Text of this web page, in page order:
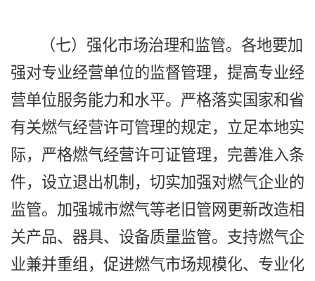
（七）强化市场治理和监管。各地要加
强对专业经营单位的监督管理，提高专业经
营单位服务能力和水平。严格落实国家和省
有关燃气经营许可管理的规定，立足本地实
际，严格燃气经营许可证管理，完善准入条
件，设立退出机制，切实加强对燃气企业的
监管。加强城市燃气等老旧管网更新改造相
关产品、器具、设备质量监管。支持燃气企
业兼并重组，促进燃气市场规模化、专业化